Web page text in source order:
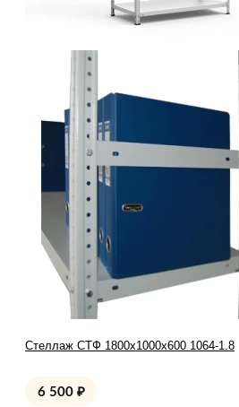
Стеллаж СТФ 1800x1000x600 1064-1.8
6 500 ₽